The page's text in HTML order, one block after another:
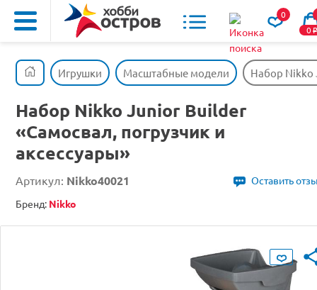
0
0o
Игрушки Масштабные модели Набор Nikko
Набор Nikko Junior Builder
«Самосвал, погрузчик и
аксессуары»
Артикул: Nikko40021
Оставить
Бренд: Nikko